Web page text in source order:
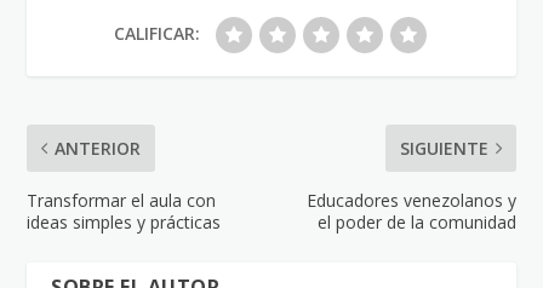
CALIFICAR:
ANTERIOR
Transformar el aula con
ideas simples y prácticas
SIGUIENTE
Educadores venezolanos y
el poder de la comunidad